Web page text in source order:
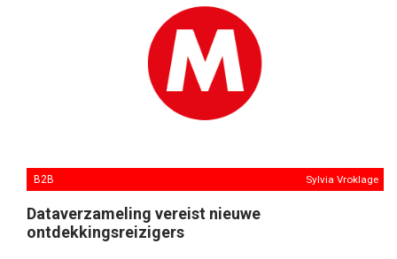
B2B Sylvia Vroklage
Dataverzameling vereist nieuwe
ontdekkingsreizigers